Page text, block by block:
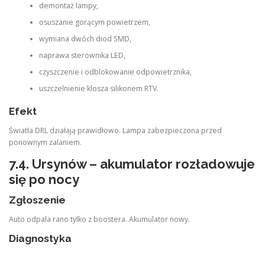
demontaż lampy,
osuszanie gorącym powietrzem,
wymiana dwóch diod SMD,
naprawa sterownika LED,
czyszczenie i odblokowanie odpowietrznika,
uszczelnienie klosza silikonem RTV.
Efekt
Światła DRL działają prawidłowo. Lampa zabezpieczona przed
ponownym zalaniem.
7.4. Ursynów – akumulator rozładowuje
się po nocy
Zgłoszenie
Auto odpala rano tylko z boostera. Akumulator nowy.
Diagnostyka